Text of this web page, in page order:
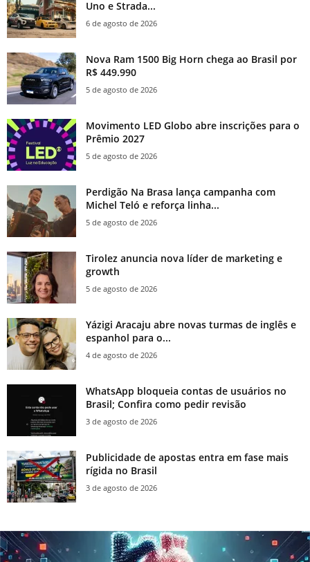
Uno e Strada...
6 de agosto de 2026
Nova Ram 1500 Big Horn chega ao Brasil por
R$ 449.990
5 de agosto de 2026
Movimento LED Globo abre inscrições para o
Prêmio 2027
5 de agosto de 2026
Perdigão Na Brasa lança campanha com
Michel Teló e reforça linha...
5 de agosto de 2026
Tirolez anuncia nova líder de marketing e
growth
5 de agosto de 2026
Yázigi Aracaju abre novas turmas de inglês e
espanhol para o...
4 de agosto de 2026
WhatsApp bloqueia contas de usuários no
Brasil; Confira como pedir revisão
3 de agosto de 2026
Publicidade de apostas entra em fase mais
rígida no Brasil
3 de agosto de 2026